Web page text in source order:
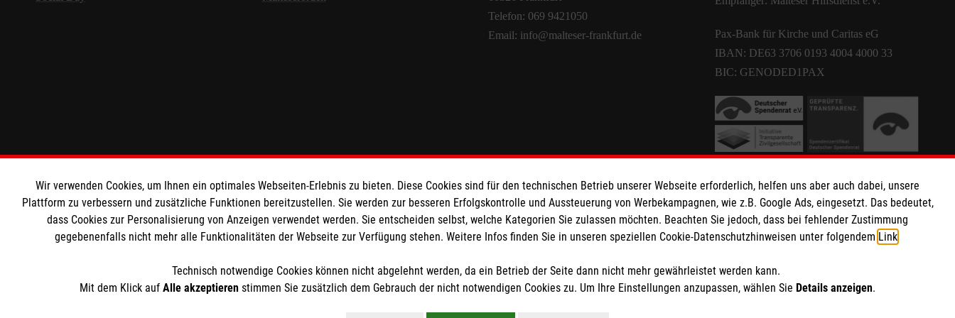
Telefon: 069 9421050
Email: info@malteser-frankfurt.de
Pax-Bank für Kirche und Caritas eG
IBAN: DE63 3706 0193 4004 4000 33
BIC: GENODED1PAX
facebook
Juli 9, 2025
instagram
Juli 9, 2025
LinkedIn
Juli 9, 2025
Datenschutz|Barrierefreiheit
Wir verwenden Cookies, um Ihnen ein optimales Webseiten-Erlebnis zu bieten. Diese Cookies sind für den technischen Betrieb unserer Webseite erforderlich, helfen uns aber auch dabei, unsere
Plattform zu verbessern und zusätzliche Funktionen bereitzustellen. Sie werden zur besseren Erfolgskontrolle und Aussteuerung von Werbekampagnen, wie z.B. Google Ads, eingesetzt. Das bedeutet,
dass Cookies zur Personalisierung von Anzeigen verwendet werden. Sie entscheiden selbst, welche Kategorien Sie zulassen möchten. Beachten Sie jedoch, dass bei fehlender Zustimmung
gegebenenfalls nicht mehr alle Funktionalitäten der Webseite zur Verfügung stehen. Weitere Infos finden Sie in unseren speziellen Cookie-Datenschutzhinweisen unter folgendem Link
Technisch notwendige Cookies können nicht abgelehnt werden, da ein Betrieb der Seite dann nicht mehr gewährleistet werden kann.
Mit dem Klick auf Alle akzeptieren stimmen Sie zusätzlich dem Gebrauch der nicht notwendigen Cookies zu. Um Ihre Einstellungen anzupassen, wählen Sie Details anzeigen.